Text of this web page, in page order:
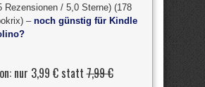
Rezensionen / 5,0 Sterne) (178
– noch günstig für Kindle
nur 3,99 € statt7,99 €